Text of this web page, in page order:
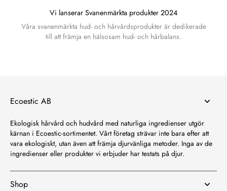
Vi lanserar Svanenmärkta produkter 2024
Våra svanenmärkta hud- och hårvårdsprodukter är dedikerade
till att främja en hälsosam hud- och hårbalans.
Ecoestic AB
Ekologisk hårvård och hudvård med naturliga ingredienser utgör
kärnan i Ecoestic-sortimentet. Vårt företag strävar inte bara efter att
vara ekologiskt, utan även att främja djurvänliga metoder. Inga av de
ingredienser eller produkter vi erbjuder har testats på djur.
Shop